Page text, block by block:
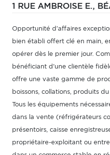
1 RUE AMBROISE E.,
Opportunité d'affaires
bien établi offert clé en main,
opérer dès le premier jour.
bénéficiant d'une clientèle
offre une vaste gamme de
boissons, collations, produits
Tous les équipements
dans la vente (réfrigérateurs
présentoirs, caisse
propriétaire-exploitant ou